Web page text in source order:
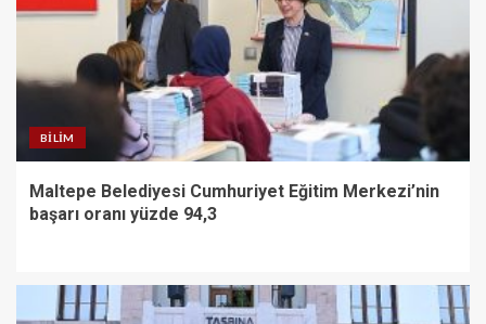
BILIM
Maltepe Belediyesi Cumhuriyet Eğitim Merkezi’nin
başarı oranı yüzde 94,3